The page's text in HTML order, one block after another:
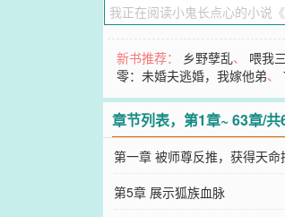
新书推荐： 乡野孽乱、 喂我
零：未婚夫逃婚，我嫁他弟、
章节列表，第1章~ 63章/共
第一章 被师尊反推，获得天命
第5章 展示狐族血脉